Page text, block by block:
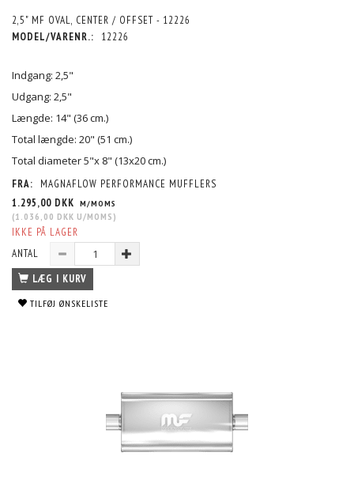
2,5" MF OVAL, CENTER / OFFSET - 12226
MODEL/VARENR.:
12226
Indgang: 2,5"
Udgang: 2,5"
Længde: 14" (36 cm.)
Total længde: 20" (51 cm.)
Total diameter 5"x 8" (13x20 cm.)
FRA:
MAGNAFLOW PERFORMANCE MUFFLERS
1.295,00 DKK M/MOMS
(1.036,00 DKK U/MOMS )
IKKE PÅ LAGER
ANTAL
LÆG I KURV
TILFØJ ØNSKELISTE